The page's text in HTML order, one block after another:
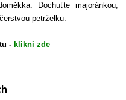
Dochuťte majoránkou,
petrželku.
- klikni zde